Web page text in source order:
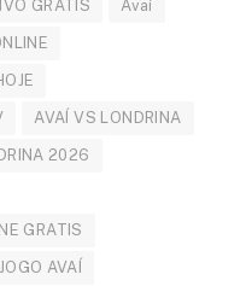
GRATIS Avaí
AVAÍ VS LONDRINA
2026
GRATIS
AVAÍ